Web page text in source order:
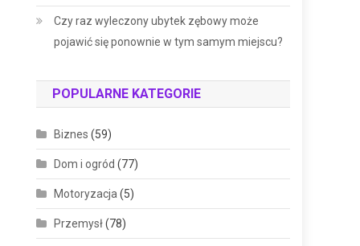
Czy raz wyleczony ubytek zębowy może
pojawić się ponownie w tym samym miejscu?
POPULARNE KATEGORIE
Biznes (59)
Dom i ogród (77)
Motoryzacja(5)
Przemysł(78)